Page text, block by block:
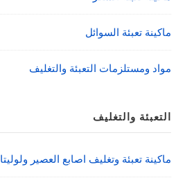
ماكينة تعبئة السوائل
مواد ومستلزمات التعبئة والتغليف
التعبئة والتغليف
ماكينة تعبئة وتغليف اصابع العصير ولوليتا